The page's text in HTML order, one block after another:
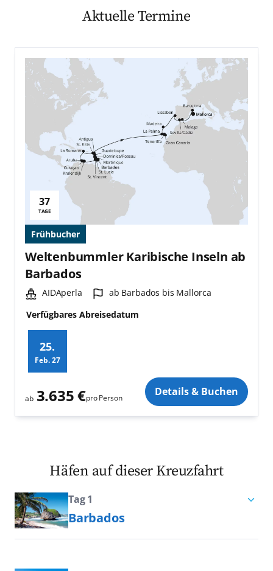
Aktuelle Termine
Frühbucher
Weltenbummler Karibische Inseln ab
Barbados
Schiff:
AIDAperla Hafen:
ab Barbados bis Mallorca
Verfügbares Abreisedatum
25.
Feb.27
Reisedauer:
37
TAGE
ab 3.635 €pro Person Details & Buchen
Häfen auf dieser Kreuzfahrt
Tag 1
Barbados
Erleben Sie Barbados, die